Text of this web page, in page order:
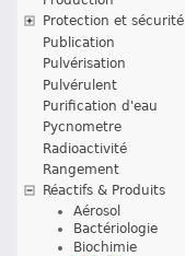
Protection et sécurité
Publication
Pulvérisation
Pulvérulent
Purification d'eau
Pycnometre
Radioactivité
Rangement
Réactifs & Produits
Aérosol
Bactériologie
Biochimie